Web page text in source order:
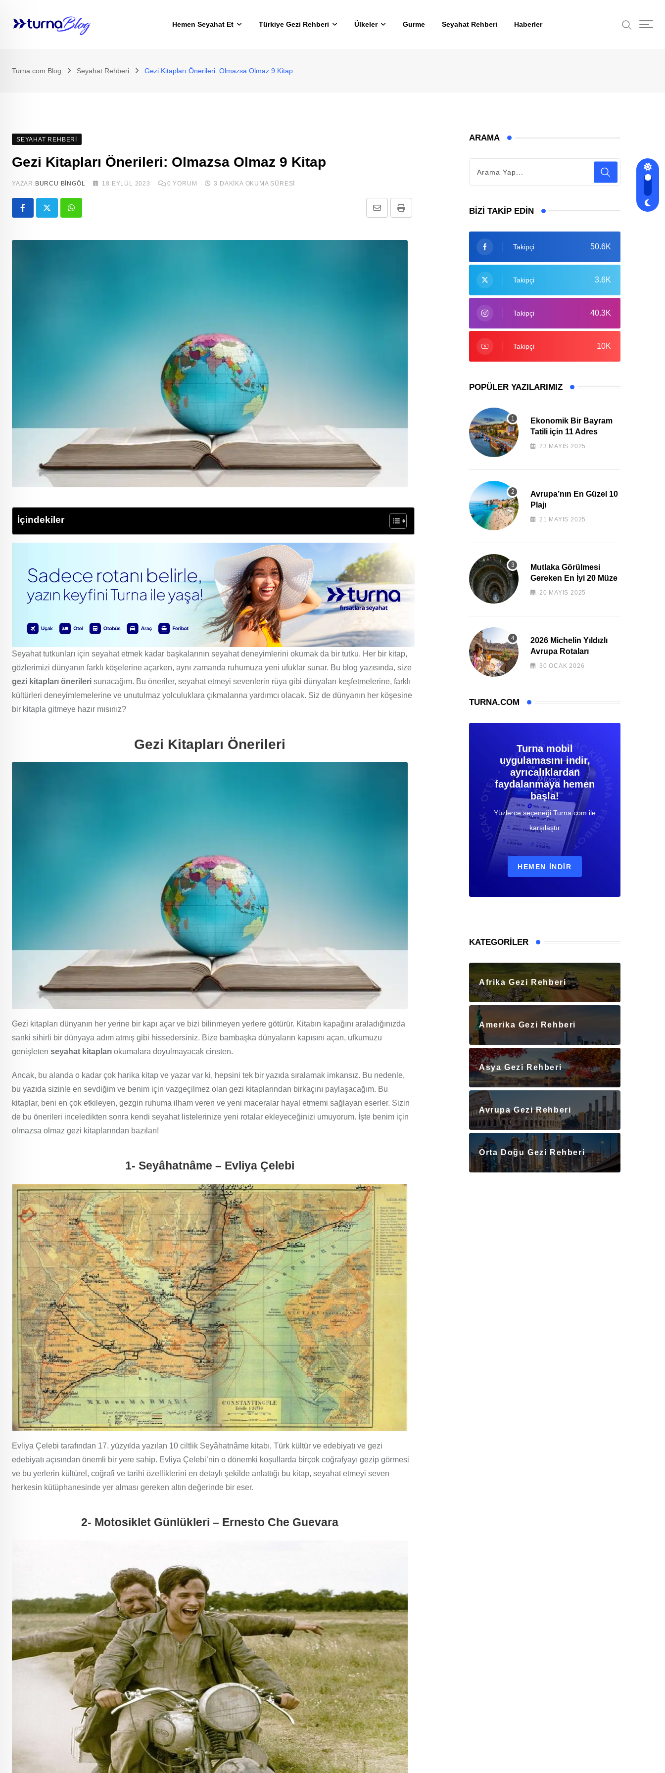
Hemen Seyahat Et Türkiye Gezi Rehberi Ülkeler Gurme Seyahat Rehberi Haberler
Turna.com Blog Seyahat Rehberi Gezi Kitapları Önerileri: Olmazsa Olmaz 9 Kitap
SEYAHAT REHBERI
Gezi Kitapları Önerileri: Olmazsa Olmaz 9 Kitap
YAZAR: BURCU BINGÖL 18 EYLÜL 2023 0 YORUM 3 DAKIKA OKUMA SÜRESI
Whatsapp Print
ile
İçindekiler
Seyahat tutkunları için seyahat etmek kadar başkalarının seyahat deneyimlerini okumak da bir tutku. Her bir kitap,
gözlerimizi dünyanın farklı köşelerine açarken, aynı zamanda ruhumuza yeni ufuklar sunar. Bu blog yazısında, size
gezi kitapları önerileri sunacağım. Bu öneriler, seyahat etmeyi sevenlerin rüya gibi dünyaları keşfetmelerine, farklı
kültürleri deneyimlemelerine ve unutulmaz yolculuklara çıkmalarına yardımcı olacak. Siz de dünyanın her köşesine
bir kitapla gitmeye hazır mısınız?
Gezi Kitapları Önerileri
Gezi kitapları dünyanın her yerine bir kapı açar ve bizi bilinmeyen yerlere götürür. Kitabın kapağını araladığınızda
sanki sihirli bir dünyaya adım atmış gibi hissedersiniz. Bize bambaşka dünyaların kapısını açan, ufkumuzu
genişleten seyahat kitapları okumalara doyulmayacak cinsten.
Ancak, bu alanda o kadar çok harika kitap ve yazar var ki, hepsini tek bir yazıda sıralamak imkansız. Bu nedenle,
bu yazıda sizinle en sevdiğim ve benim için vazgeçilmez olan gezi kitaplarından birkaçını paylaşacağım. Bu
kitaplar, beni en çok etkileyen, gezgin ruhuma ilham veren ve yeni maceralar hayal etmemi sağlayan eserler. Sizin
de bu önerileri inceledikten sonra kendi seyahat listelerinize yeni rotalar ekleyeceğinizi umuyorum. İşte benim için
olmazsa olmaz gezi kitaplarından bazıları!
1- Seyâhatnâme – Evliya Çelebi
Evliya Çelebi tarafından 17. yüzyılda yazılan 10 ciltlik Seyâhatnâme kitabı, Türk kültür ve edebiyatı ve gezi
edebiyatı açısından önemli bir yere sahip. Evliya Çelebi’nin o dönemki koşullarda birçok coğrafyayı gezip görmesi
ve bu yerlerin kültürel, coğrafi ve tarihi özelliklerini en detaylı şekilde anlattığı bu kitap, seyahat etmeyi seven
herkesin kütüphanesinde yer alması gereken altın değerinde bir eser.
2- Motosiklet Günlükleri – Ernesto Che Guevara
ARAMA
BIZI TAKIP EDIN
50.6K
Takipçi
3.6K
Takipçi
40.3K
Takipçi
10K
Takipçi
POPÜLER YAZILARIMIZ
Ekonomik Bir Bayram
Tatili için 11 Adres
23 MAYIS 2025
Avrupa’nın En Güzel 10
Plajı
21 MAYIS 2025
Mutlaka Görülmesi
Gereken En İyi 20 Müze
20 MAYIS 2025
2026 Michelin Yıldızlı
Avrupa Rotaları
30 OCAK 2026
TURNA.COM
Turna mobil
uygulamasını indir,
ayrıcalıklardan
faydalanmaya hemen
başla!
Yüzlerce seçeneği Turna.com ile
karşılaştır
HEMEN İNDIR
KATEGORILER
Afrika Gezi Rehberi
Amerika Gezi Rehberi
Asya Gezi Rehberi
Avrupa Gezi Rehberi
Orta Doğu Gezi Rehberi